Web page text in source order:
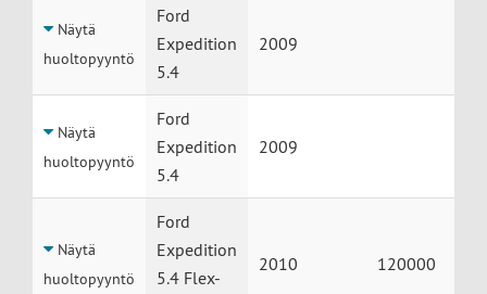
Näytä
huoltopyyntö
Ford
Expedition
5.4
2009
Näytä
huoltopyyntö
Ford
Expedition
5.4
2009
Näytä
huoltopyyntö
Ford
Expedition
5.4 Flex-
2010 120000